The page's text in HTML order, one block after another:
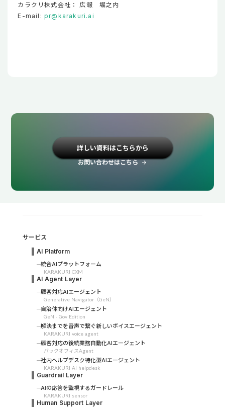
カラクリ株式会社： 広報 堀之内
E-mail:pr@karakuri.ai
詳しい資料はこちらから
お問い合わせはこちら arrow_forward
サービス
AI Platform
統合AIプラットフォーム
KARAKURI CXM
AI Agent Layer
顧客対応AIエージェント
Generative Navigator（GeN）
自治体向けAIエージェント
GeN - Gov Edition
解決までを音声で繋ぐ新しいボイスエージェント
KARAKURI voice agent
顧客対応の後続業務自動化AIエージェント
バックオフィスAgent
社内ヘルプデスク特化型AIエージェント
KARAKURI AI helpdesk
Guardrail Layer
AIの応答を監視するガードレール
KARAKURI sensor
Human Support Layer